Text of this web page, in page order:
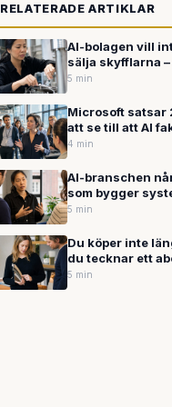
RELATERADE ARTIKLAR
AI-bolagen vill
sälja skyfflarna
guldet själva
5 min
Microsoft satsar
att se till att AI
inte bara säljs
4 min
AI-branschen
som bygger
kräva inflytande
5 min
Du köper inte
du tecknar ett
liv
5 min